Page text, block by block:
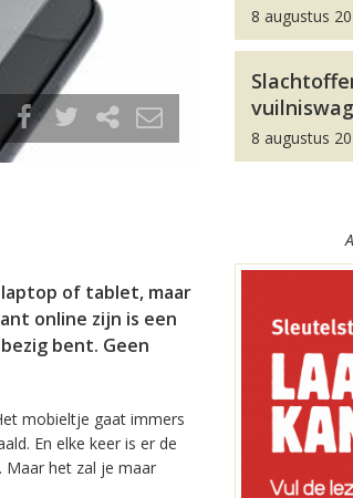
of tablet, maar
online zijn is een
bent. Geen
mobieltje gaat immers
En elke keer is er de
Maar het zal je maar
8 augustus
8 augustus